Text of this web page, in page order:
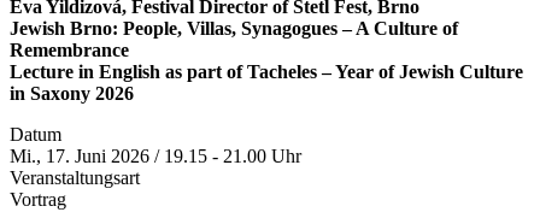
Eva Yildizová, Festival Director of Štetl Fest, Brno
Jewish Brno: People, Villas, Synagogues – A Culture of
Remembrance
Lecture in English as part of Tacheles – Year of Jewish Culture
in Saxony 2026
Datum
Mi., 17. Juni 2026 / 19.15 - 21.00 Uhr
Veranstaltungsart
Vortrag